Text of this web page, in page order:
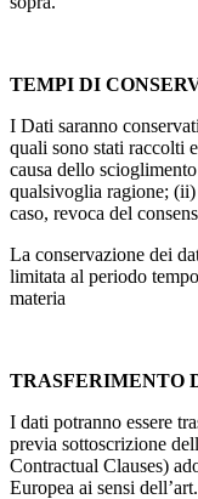
TEMPI DI
I Dati saranno
quali sono stati raccolti
causa dello
qualsivoglia ragione; (ii)
caso, revoca del
La conservazione dei
limitata al periodo
materia
TRASFERIMENTO
I dati potranno essere
previa sottoscrizione
Contractual Clauses)
Europea ai sensi